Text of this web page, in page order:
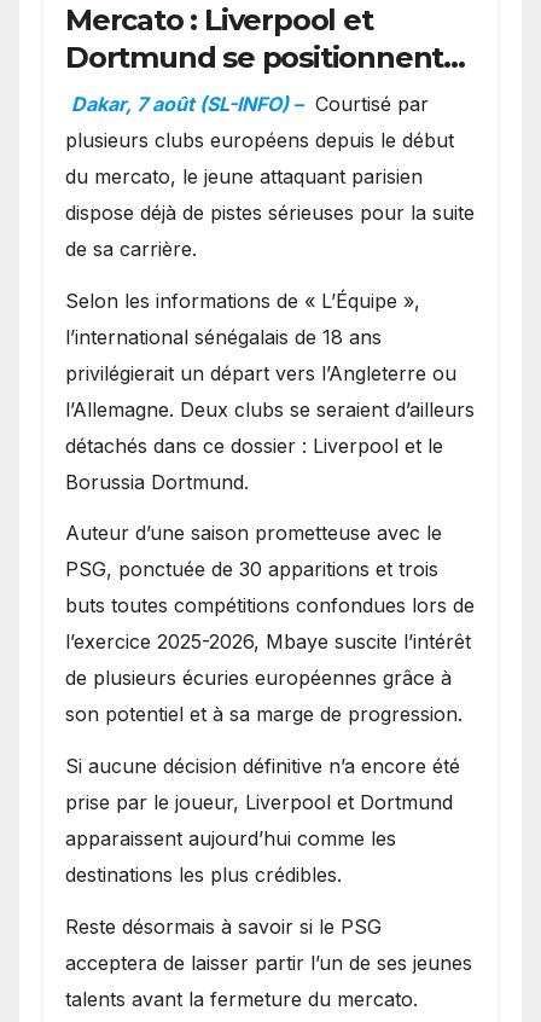
Mercato : Liverpool et
Dortmund se positionnent
en favoris pour recruter
Ibrahim Mbaye
Dakar, 7 août (SL-INFO) – Courtisé par
plusieurs clubs européens depuis le début
du mercato, le jeune attaquant parisien
dispose déjà de pistes sérieuses pour la suite
de sa carrière.
Selon les informations de « L’Équipe »,
l’international sénégalais de 18 ans
privilégierait un départ vers l’Angleterre ou
l’Allemagne. Deux clubs se seraient d’ailleurs
détachés dans ce dossier : Liverpool et le
Borussia Dortmund.
Auteur d’une saison prometteuse avec le
PSG, ponctuée de 30 apparitions et trois
buts toutes compétitions confondues lors de
l’exercice 2025-2026, Mbaye suscite l’intérêt
de plusieurs écuries européennes grâce à
son potentiel et à sa marge de progression.
Si aucune décision définitive n’a encore été
prise par le joueur, Liverpool et Dortmund
apparaissent aujourd’hui comme les
destinations les plus crédibles.
Reste désormais à savoir si le PSG
acceptera de laisser partir l’un de ses jeunes
talents avant la fermeture du mercato.